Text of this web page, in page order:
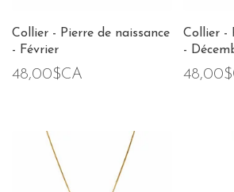
Collier - Pierre de naissance
- Février
48,00$CA
Collier -
-